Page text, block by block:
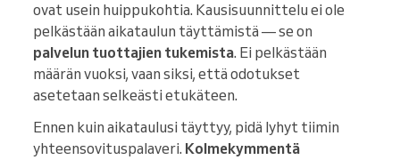
ovat usein huippukohtia. Kausisuunnittelu ei ole
pelkästään aikataulun täyttämistä — se on
palvelun tuottajien tukemista. Ei pelkästään
määrän vuoksi, vaan siksi, että odotukset
asetetaan selkeästi etukäteen.
Ennen kuin aikataulusi täyttyy, pidä lyhyt tiimin
yhteensovituspalaveri. Kolmekymmentä